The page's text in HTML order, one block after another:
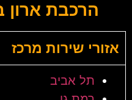
הרכבת ארון
אזורי שירות מרכז
תל אביב